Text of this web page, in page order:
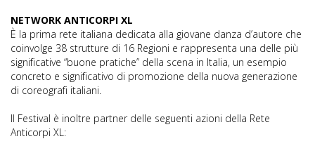
NETWORK ANTICORPI XL
È la prima rete italiana dedicata alla giovane danza d’autore che
coinvolge 38 strutture di 16 Regioni e rappresenta una delle più
significative “buone pratiche” della scena in Italia, un esempio
concreto e significativo di promozione della nuova generazione
di coreografi italiani.
Il Festival è inoltre partner delle seguenti azioni della Rete
Anticorpi XL: